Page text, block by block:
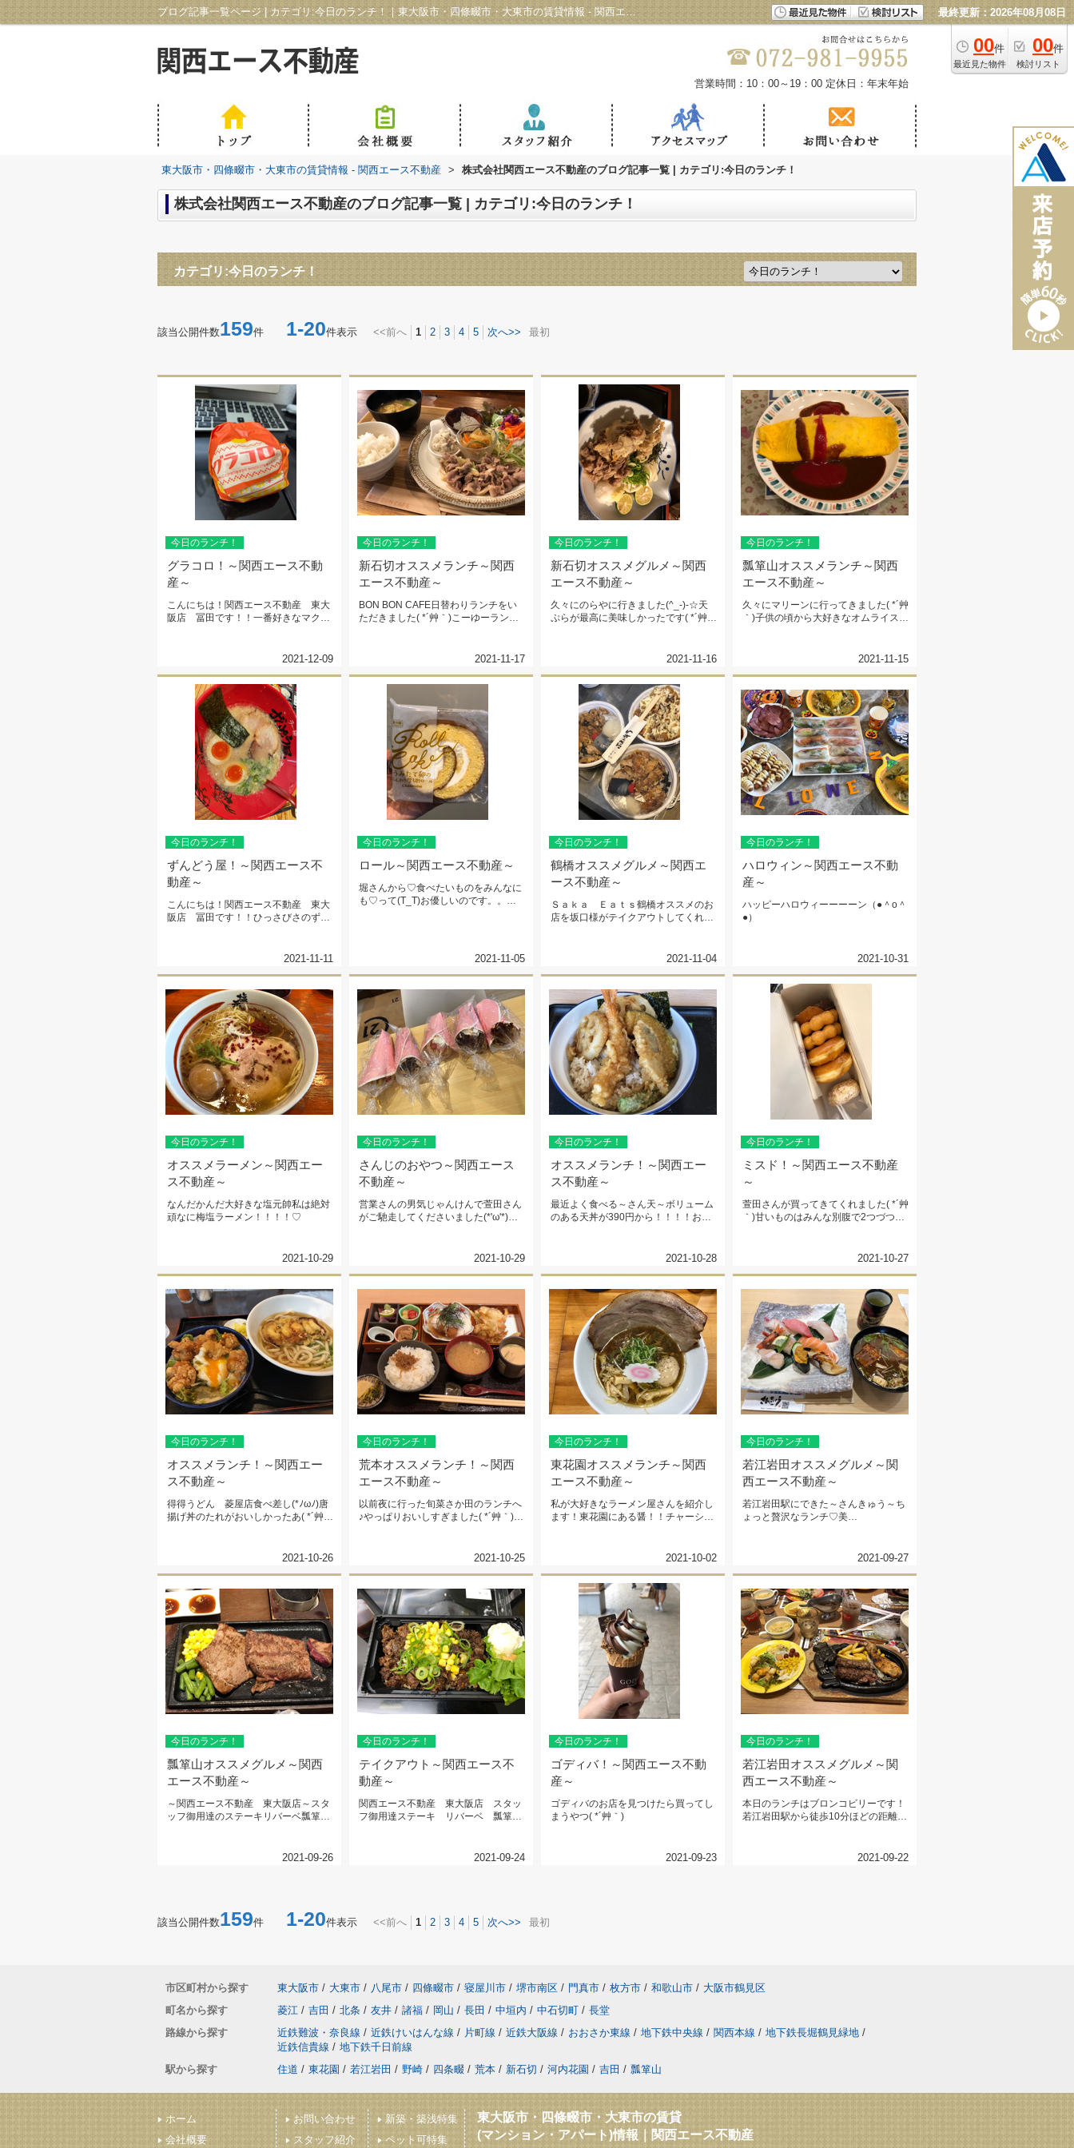
ブログ記事一覧ページ | カテゴリ:今日のランチ！｜東大阪市・四條畷市・大東市の賃貸情報 - 関西エース不動産 最終更新：2026年08月08日
00件
最近見た物件
00件
検討リスト
営業時間：10：00～19：00 定休日：年末年始
東大阪市・四條畷市・大東市の賃貸情報 - 関西エース不動産 > 株式会社関西エース不動産のブログ記事一覧 | カテゴリ:今日のランチ！
株式会社関西エース不動産のブログ記事一覧 | カテゴリ:今日のランチ！
カテゴリ:今日のランチ！
該当公開件数159件 1-20件表示 <<前へ 1 2 3 4 5 次へ>> 最初
今日のランチ！
グラコロ！～関西エース不動
産～
こんにちは！関西エース不動産 東大
阪店 冨田です！！一番好きなマクド
2021-12-09
今日のランチ！
新石切オススメランチ～関西
エース不動産～
BON BON CAFE日替わりランチをい
ただきました( *´艸｀)こーゆーランチ
2021-11-17
今日のランチ！
新石切オススメグルメ～関西
エース不動産～
久々にのらやに行きました(^_-)-☆天
ぷらが最高に美味しかったです( *´艸
2021-11-16
今日のランチ！
瓢箪山オススメランチ～関西
エース不動産～
久々にマリーンに行ってきました( *´艸
｀)子供の頃から大好きなオムライス♡
2021-11-15
今日のランチ！
ずんどう屋！～関西エース不
動産～
こんにちは！関西エース不動産 東大
阪店 冨田です！！ひっさびさのずん
2021-11-11
今日のランチ！
ロール～関西エース不動産～
堀さんから♡食べたいものをみんなに
も♡って(T_T)お優しいのです。。ご
2021-11-05
今日のランチ！
鶴橋オススメグルメ～関西エ
ース不動産～
Ｓａｋａ Ｅａｔｓ鶴橋オススメのお
店を坂口様がテイクアウトしてくれま
2021-11-04
今日のランチ！
ハロウィン～関西エース不動
産～
ハッピーハロウィーーーーン（●＾o＾
●）
2021-10-31
今日のランチ！
オススメラーメン～関西エー
ス不動産～
なんだかんだ大好きな塩元帥私は絶対
頑なに梅塩ラーメン！！！！♡
2021-10-29
今日のランチ！
さんじのおやつ～関西エース
不動産～
営業さんの男気じゃんけんで萱田さん
がご馳走してくださいました(*'ω'*)ジ
2021-10-29
今日のランチ！
オススメランチ！～関西エー
ス不動産～
最近よく食べる～さん天～ボリューム
のある天丼が390円から！！！！お漬
2021-10-28
今日のランチ！
ミスド！～関西エース不動産
～
萱田さんが買ってきてくれました( *´艸
｀)甘いものはみんな別腹で2つづつぺ
2021-10-27
今日のランチ！
オススメランチ！～関西エー
ス不動産～
得得うどん 菱屋店食べ差し(*ﾉωﾉ)唐
揚げ丼のたれがおいしかったあ( *´艸
2021-10-26
今日のランチ！
荒本オススメランチ！～関西
エース不動産～
以前夜に行った旬菜さか田のランチへ
♪やっぱりおいしすぎました( *´艸｀)売
2021-10-25
今日のランチ！
東花園オススメランチ～関西
エース不動産～
私が大好きなラーメン屋さんを紹介し
ます！東花園にある醤！！チャーシュ
2021-10-02
今日のランチ！
若江岩田オススメグルメ～関
西エース不動産～
若江岩田駅にできた～さんきゅう～ち
ょっと贅沢なランチ♡美
2021-09-27
今日のランチ！
瓢箪山オススメグルメ～関西
エース不動産～
～関西エース不動産 東大阪店～スタ
ッフ御用達のステーキリバーベ瓢箪山
2021-09-26
今日のランチ！
テイクアウト～関西エース不
動産～
関西エース不動産 東大阪店 スタッ
フ御用達ステーキ リバーベ 瓢箪山
2021-09-24
今日のランチ！
ゴディバ！～関西エース不動
産～
ゴディバのお店を見つけたら買ってし
まうやつ( *´艸｀)
2021-09-23
今日のランチ！
若江岩田オススメグルメ～関
西エース不動産～
本日のランチはブロンコビリーです！
若江岩田駅から徒歩10分ほどの距離！
2021-09-22
該当公開件数159件 1-20件表示 <<前へ 1 2 3 4 5 次へ>> 最初
市区町村から探す 東大阪市 / 大東市 / 八尾市 / 四條畷市 / 寝屋川市 / 堺市南区 / 門真市 / 枚方市 / 和歌山市 / 大阪市鶴見区
町名から探す
菱江 / 吉田 / 北条 / 友井 / 諸福 / 岡山 / 長田 / 中垣内 / 中石切町 / 長堂
路線から探す
近鉄難波・奈良線 / 近鉄けいはんな線 / 片町線 / 近鉄大阪線 / おおさか東線 / 地下鉄中央線 / 関西本線 / 地下鉄長堀鶴見緑地 /
近鉄信貴線 / 地下鉄千日前線
駅から探す
住道 / 東花園 / 若江岩田 / 野崎 / 四条畷 / 荒本 / 新石切 / 河内花園 / 吉田 / 瓢箪山
ホーム
会社概要
お問い合わせ
スタッフ紹介
新築・築浅特集
ペット可特集
東大阪市・四條畷市・大東市の賃貸
(マンション・アパート)情報｜関西エース不動産